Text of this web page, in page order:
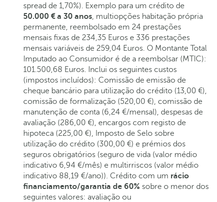
spread de 1,70%). Exemplo para um crédito de
50.000 € a 30 anos, multiopções habitação própria
permanente, reembolsado em 24 prestações
mensais fixas de 234,35 Euros e 336 prestações
mensais variáveis de 259,04 Euros. O Montante Total
Imputado ao Consumidor é de a reembolsar (MTIC):
101.500,68 Euros. Inclui os seguintes custos
(impostos incluídos): Comissão de emissão de
cheque bancário para utilização do crédito (13,00 €),
comissão de formalização (520,00 €), comissão de
manutenção de conta (6,24 €/mensal), despesas de
avaliação (286,00 €), encargos com registo de
hipoteca (225,00 €), Imposto de Selo sobre
utilização do crédito (300,00 €) e prémios dos
seguros obrigatórios (seguro de vida (valor médio
indicativo 6,94 €/mês) e multirriscos (valor médio
indicativo 88,19 €/ano)). Crédito com um rácio
financiamento/garantia de 60% sobre o menor dos
seguintes valores: avaliação ou